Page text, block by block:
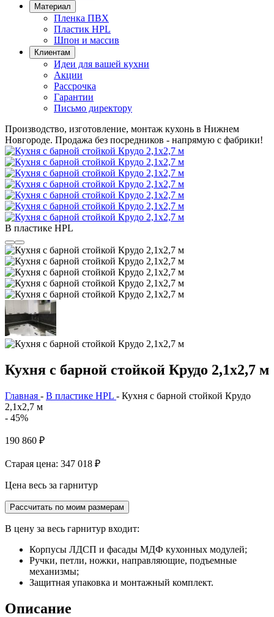
Материал
Пленка ПВХ
Пластик HPL
Шпон и массив
Клиентам
Идеи для вашей кухни
Акции
Рассрочка
Гарантии
Письмо директору
Производство, изготовление, монтаж кухонь в Нижнем
Новгороде. Продажа без посредников - напрямую с фабрики!
В пластике HPL
Кухня с барной стойкой Крудо 2,1х2,7 м
Главная - В пластике HPL - Кухня с барной стойкой Крудо
2,1х2,7 м
- 45%
190 860 ₽
Старая цена: 347 018 ₽
Цена весь за гарнитур
Рассчитать по моим размерам
В цену за весь гарнитур входит:
Корпусы ЛДСП и фасады МДФ кухонных модулей;
Ручки, петли, ножки, направляющие, подъемные
механизмы;
Защитная упаковка и монтажный комплект.
Описание